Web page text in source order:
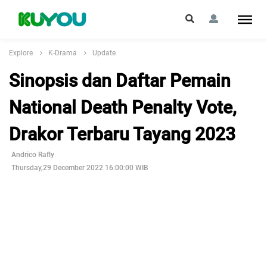
Explore K-Drama Update
Sinopsis dan Daftar Pemain
National Death Penalty Vote,
Drakor Terbaru Tayang 2023
Andrico Rafly
Thursday,29 December 2022 16:00:00 WIB